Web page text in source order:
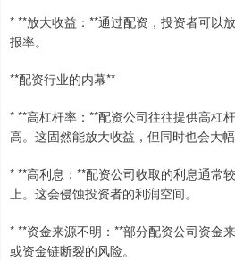
* **放大收益：**通过配资，投资者可以
报率。
**配资行业的内幕**
* **高杠杆率：**配资公司往往提供高杠
高。这固然能放大收益，但同时也会大幅
* **高利息：**配资公司收取的利息通常
上。这会侵蚀投资者的利润空间。
* **资金来源不明：**部分配资公司资金
或资金链断裂的风险。